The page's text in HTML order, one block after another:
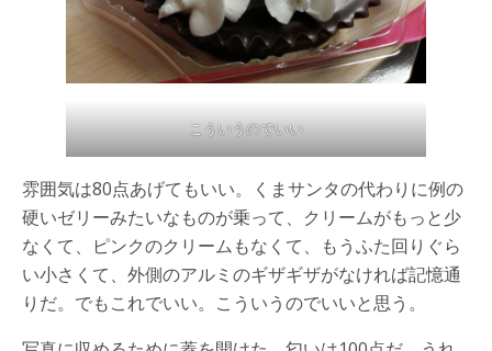
こういうのでいい
雰囲気は80点あげてもいい。くまサンタの代わりに例の
硬いゼリーみたいなものが乗って、クリームがもっと少
なくて、ピンクのクリームもなくて、もうふた回りぐら
い小さくて、外側のアルミのギザギザがなければ記憶通
りだ。でもこれでいい。こういうのでいいと思う。